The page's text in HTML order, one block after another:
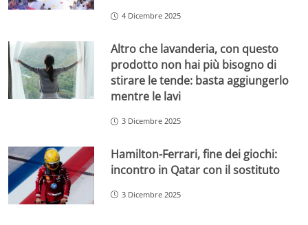
4 Dicembre 2025
Altro che lavanderia, con questo
prodotto non hai più bisogno di
stirare le tende: basta aggiungerlo
mentre le lavi
3 Dicembre 2025
Hamilton-Ferrari, fine dei giochi:
incontro in Qatar con il sostituto
3 Dicembre 2025